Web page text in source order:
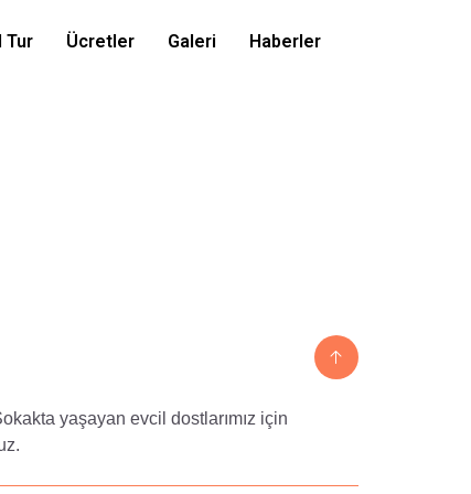
Tur Ücretler Galeri Haberler
yaşayan evcil dostlarımız için